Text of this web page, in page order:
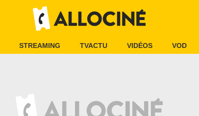
STREAMING TVACTU VIDÉOS VOD